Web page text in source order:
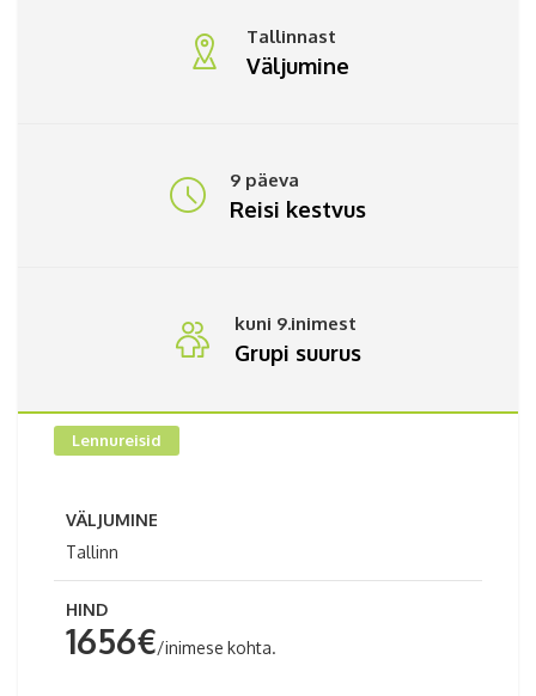
Tallinnast
Väljumine
9 päeva
Reisi kestvus
kuni 9.inimest
Grupi suurus
Lennureisid
VÄLJUMINE
Tallinn
HIND
1656€/inimese kohta.